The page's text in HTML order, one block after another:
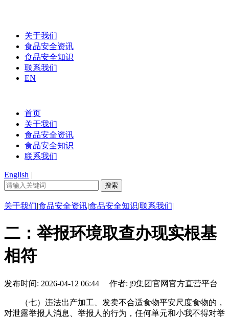
关于我们
食品安全资讯
食品安全知识
联系我们
EN
首页
关于我们
食品安全资讯
食品安全知识
联系我们
English |
关于我们|食品安全资讯|食品安全知识|联系我们|
二：举报环境取查办现实根基
相符
发布时间: 2026-04-12 06:44 作者: j9集团官网官方直营平台
（七）违法出产加工、发卖不合适食物平安尺度食物的，
对泄露举报人消息、举报人的行为，任何单元和小我不得对举